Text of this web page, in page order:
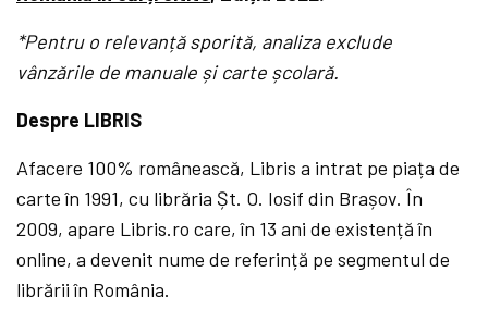
*Pentru o relevanță sporită, analiza exclude
vânzările de manuale și carte școlară.
Despre LIBRIS
Afacere 100% românească, Libris a intrat pe piața de
carte în 1991, cu librăria Șt. O. Iosif din Brașov. În
2009, apare Libris.ro care, în 13 ani de existență în
online, a devenit nume de referință pe segmentul de
librării în România.